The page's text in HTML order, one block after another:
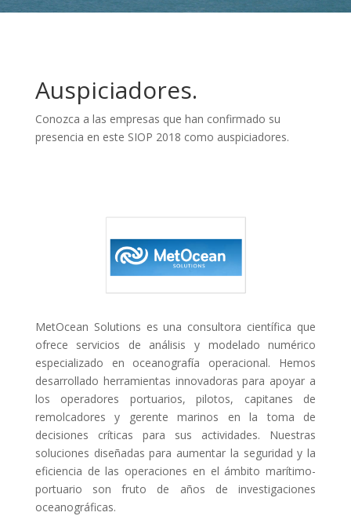
Auspiciadores.
Conozca a las empresas que han confirmado su
presencia en este SIOP 2018 como auspiciadores.
MetOcean Solutions es una consultora científica que
ofrece servicios de análisis y modelado numérico
especializado en oceanografía operacional. Hemos
desarrollado herramientas innovadoras para apoyar a
los operadores portuarios, pilotos, capitanes de
remolcadores y gerente marinos en la toma de
decisiones críticas para sus actividades. Nuestras
soluciones diseñadas para aumentar la seguridad y la
eficiencia de las operaciones en el ámbito marítimo-
portuario son fruto de años de investigaciones
oceanográficas.